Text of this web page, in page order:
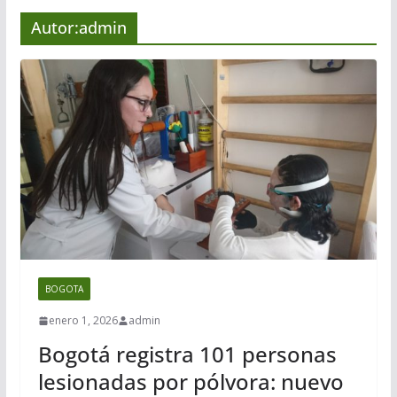
Autor:admin
BOGOTA
enero 1, 2026 admin
Bogotá registra 101 personas
lesionadas por pólvora: nuevo